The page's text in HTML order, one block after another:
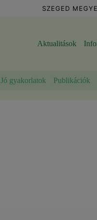
SZEGED
Aktualitások
Jó gyakorlatok Publikációk